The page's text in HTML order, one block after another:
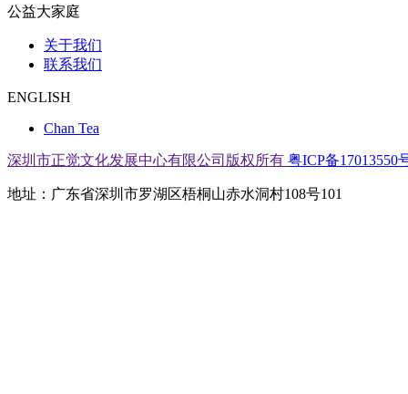
公益大家庭
关于我们
联系我们
ENGLISH
Chan Tea
深圳市正觉文化发展中心有限公司版权所有 粤ICP备17013550
地址：广东省深圳市罗湖区梧桐山赤水洞村108号101